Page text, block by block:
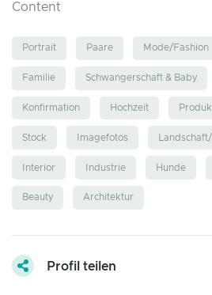
Content
Portrait Paare Mode/Fashion
Familie Schwangerschaft & Baby
Konfirmation Hochzeit
Stock Imagefotos
Interior Industrie Hunde
Beauty Architektur
Profil teilen